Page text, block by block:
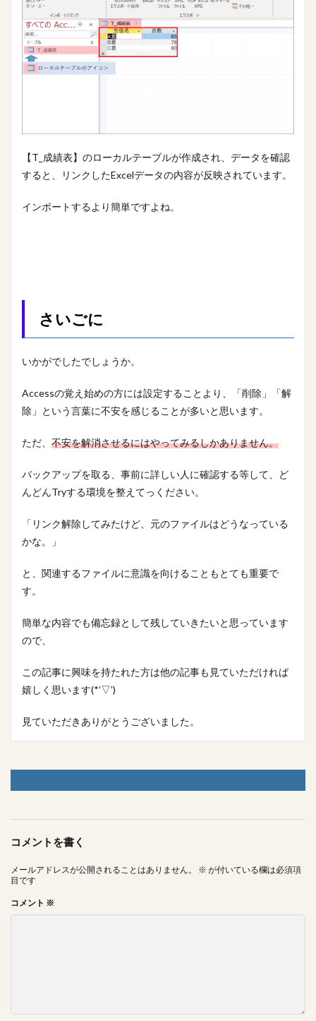
【T_成績表】のローカルテーブルが作成され、データを確認
すると、リンクしたExcelデータの内容が反映されています。
インポートするより簡単ですよね。
さいごに
いかがでしたでしょうか。
Accessの覚え始めの方には設定することより、「削除」「解
除」という言葉に不安を感じることが多いと思います。
ただ、 不安を解消させるにはやってみるしかありません。
バックアップを取る、事前に詳しい人に確認する等して、ど
んどんTryする環境を整えてっください。
「リンク解除してみたけど、元のファイルはどうなっている
かな。」
と、関連するファイルに意識を向けることもとても重要で
す。
簡単な内容でも備忘録として残していきたいと思っています
ので、
この記事に興味を持たれた方は他の記事も見ていただければ
嬉しく思います(*’▽’)
見ていただきありがとうございました。
コメントを書く
メールアドレスが公開されることはありません。 ※ が付いている欄は必須項
目です
コメント ※